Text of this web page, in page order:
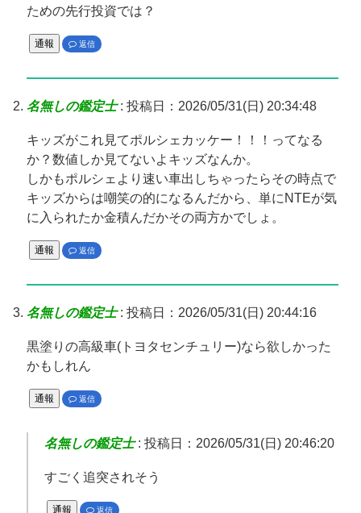
ための先行投資では？
通報 返信
名無しの鑑定士: 投稿日：2026/05/31(日) 20:34:48
キッズがこれ見てポルシェカッケー！！！ってなる
か？数値しか見てないよキッズなんか。
しかもポルシェより速い車出しちゃったらその時点で
キッズからは嘲笑の的になるんだから、単にNTEが気
に入られたか金積んだかその両方かでしょ。
通報 返信
名無しの鑑定士: 投稿日：2026/05/31(日) 20:44:16
黒塗りの高級車(トヨタセンチュリー)なら欲しかった
かもしれん
通報 返信
名無しの鑑定士: 投稿日：2026/05/31(日) 20:46:20
すごく追突されそう
通報 返信